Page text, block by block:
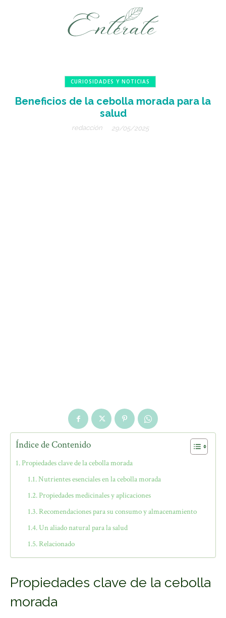
CURIOSIDADES Y NOTICIAS
Beneficios de la cebolla morada para la
salud
redacción 29/05/2025
Índice de Contenido
Propiedades clave de la cebolla morada
Nutrientes esenciales en la cebolla morada
Propiedades medicinales y aplicaciones
Recomendaciones para su consumo y almacenamiento
Un aliado natural para la salud
Relacionado
Propiedades clave de la cebolla
morada